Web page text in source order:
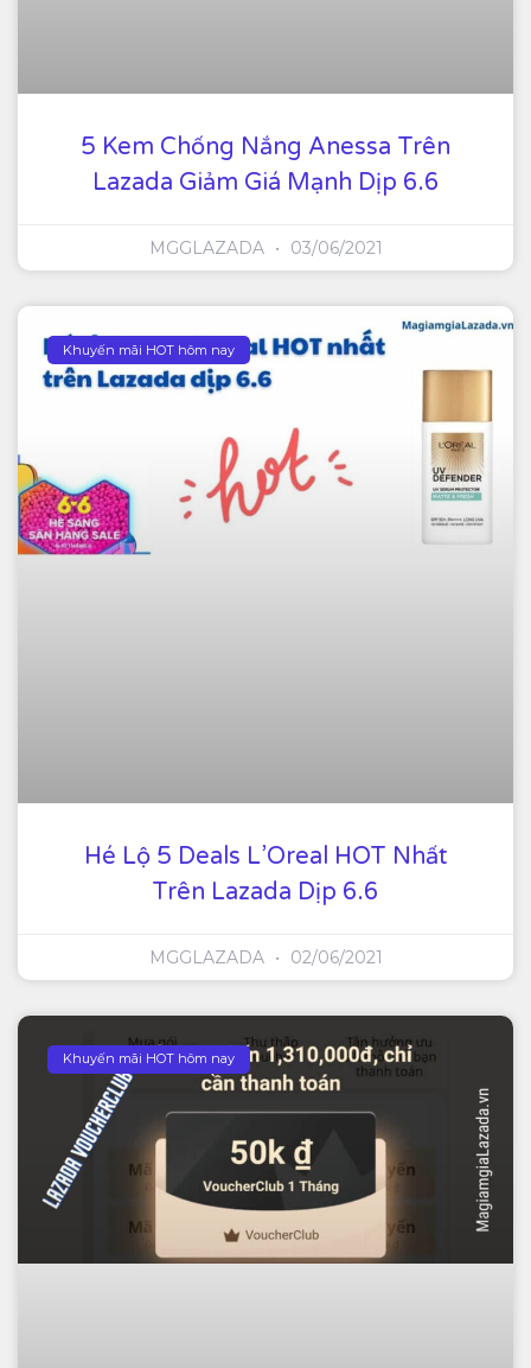
5 Kem Chống Nắng Anessa Trên
Lazada Giảm Giá Mạnh Dịp 6.6
MGGLAZADA 03/06/2021
Khuyến mãi HOT hôm nay
Hé Lộ 5 Deals L’Oreal HOT Nhất
Trên Lazada Dịp 6.6
MGGLAZADA 02/06/2021
Khuyến mãi HOT hôm nay